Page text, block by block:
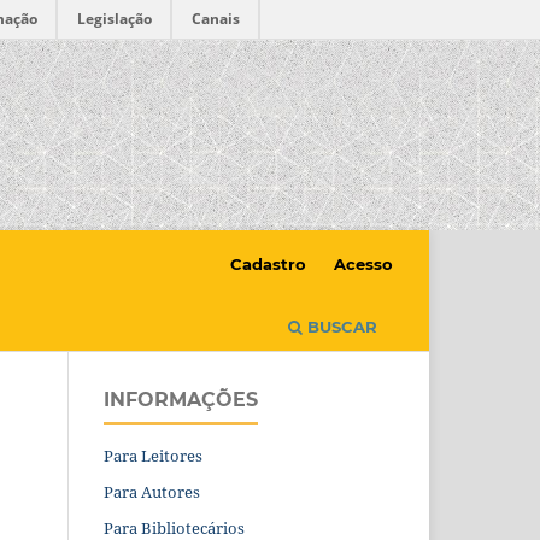
Legislação Canais
BUSCAR
Cadastro Acesso
INFORMAÇÕES
Para Leitores
Para Autores
Para Bibliotecários